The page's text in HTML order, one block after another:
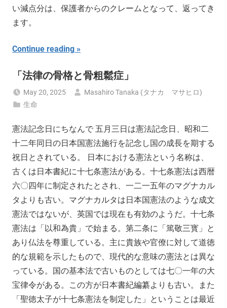
い減点分は、保護者からのクレームとなって、返ってき
ます。
Continue reading
「法律の骨格と骨粗鬆症」
May 20, 2025
Masahiro Tanaka (タナカ マサヒロ)
生命
憲法記念日にちなんで 五月三日は憲法記念日、昭和二
十二年同日の日本国憲法施行を記念し国の成長を期する
祝日とされている。 日本における憲法という名称は、
古くは日本書紀に十七条憲法がある。十七条憲法は西暦
六〇四年に制定されたとされ、一二一五年のマグナカル
タよりも古い。マグナカルタは日本国憲法のような成文
憲法ではないが、英国では現在も有効のようだ。十七条
憲法は「以和為貴」で始まる。第二条に「篤敬三寳」と
あり仏法を尊重している。主に貴族や官僚に対して道徳
的な規範を示したもので、現代的な意味の憲法とは異な
っている。国の基本法で古いものとしては七〇一年の大
宝律令がある。この方が日本書紀編纂よりも古い。また
「聖徳太子が十七条憲法を制定した」ということは最近